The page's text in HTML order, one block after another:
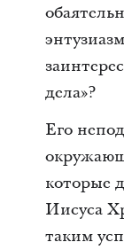
дела»?
Его
которые
Иисуса
таким